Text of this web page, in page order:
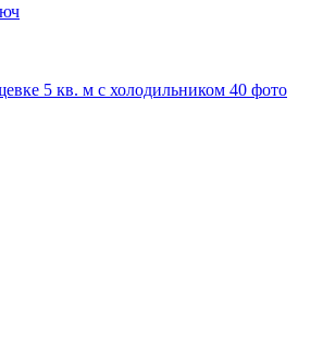
5 кв. м с холодильником 40 фото